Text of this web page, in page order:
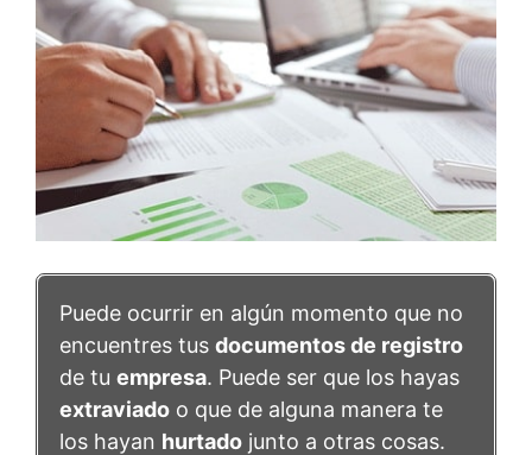
Puede ocurrir en algún momento que no
encuentres tus documentos de registro
de tu empresa. Puede ser que los hayas
extraviado o que de alguna manera te
los hayan hurtado junto a otras cosas.